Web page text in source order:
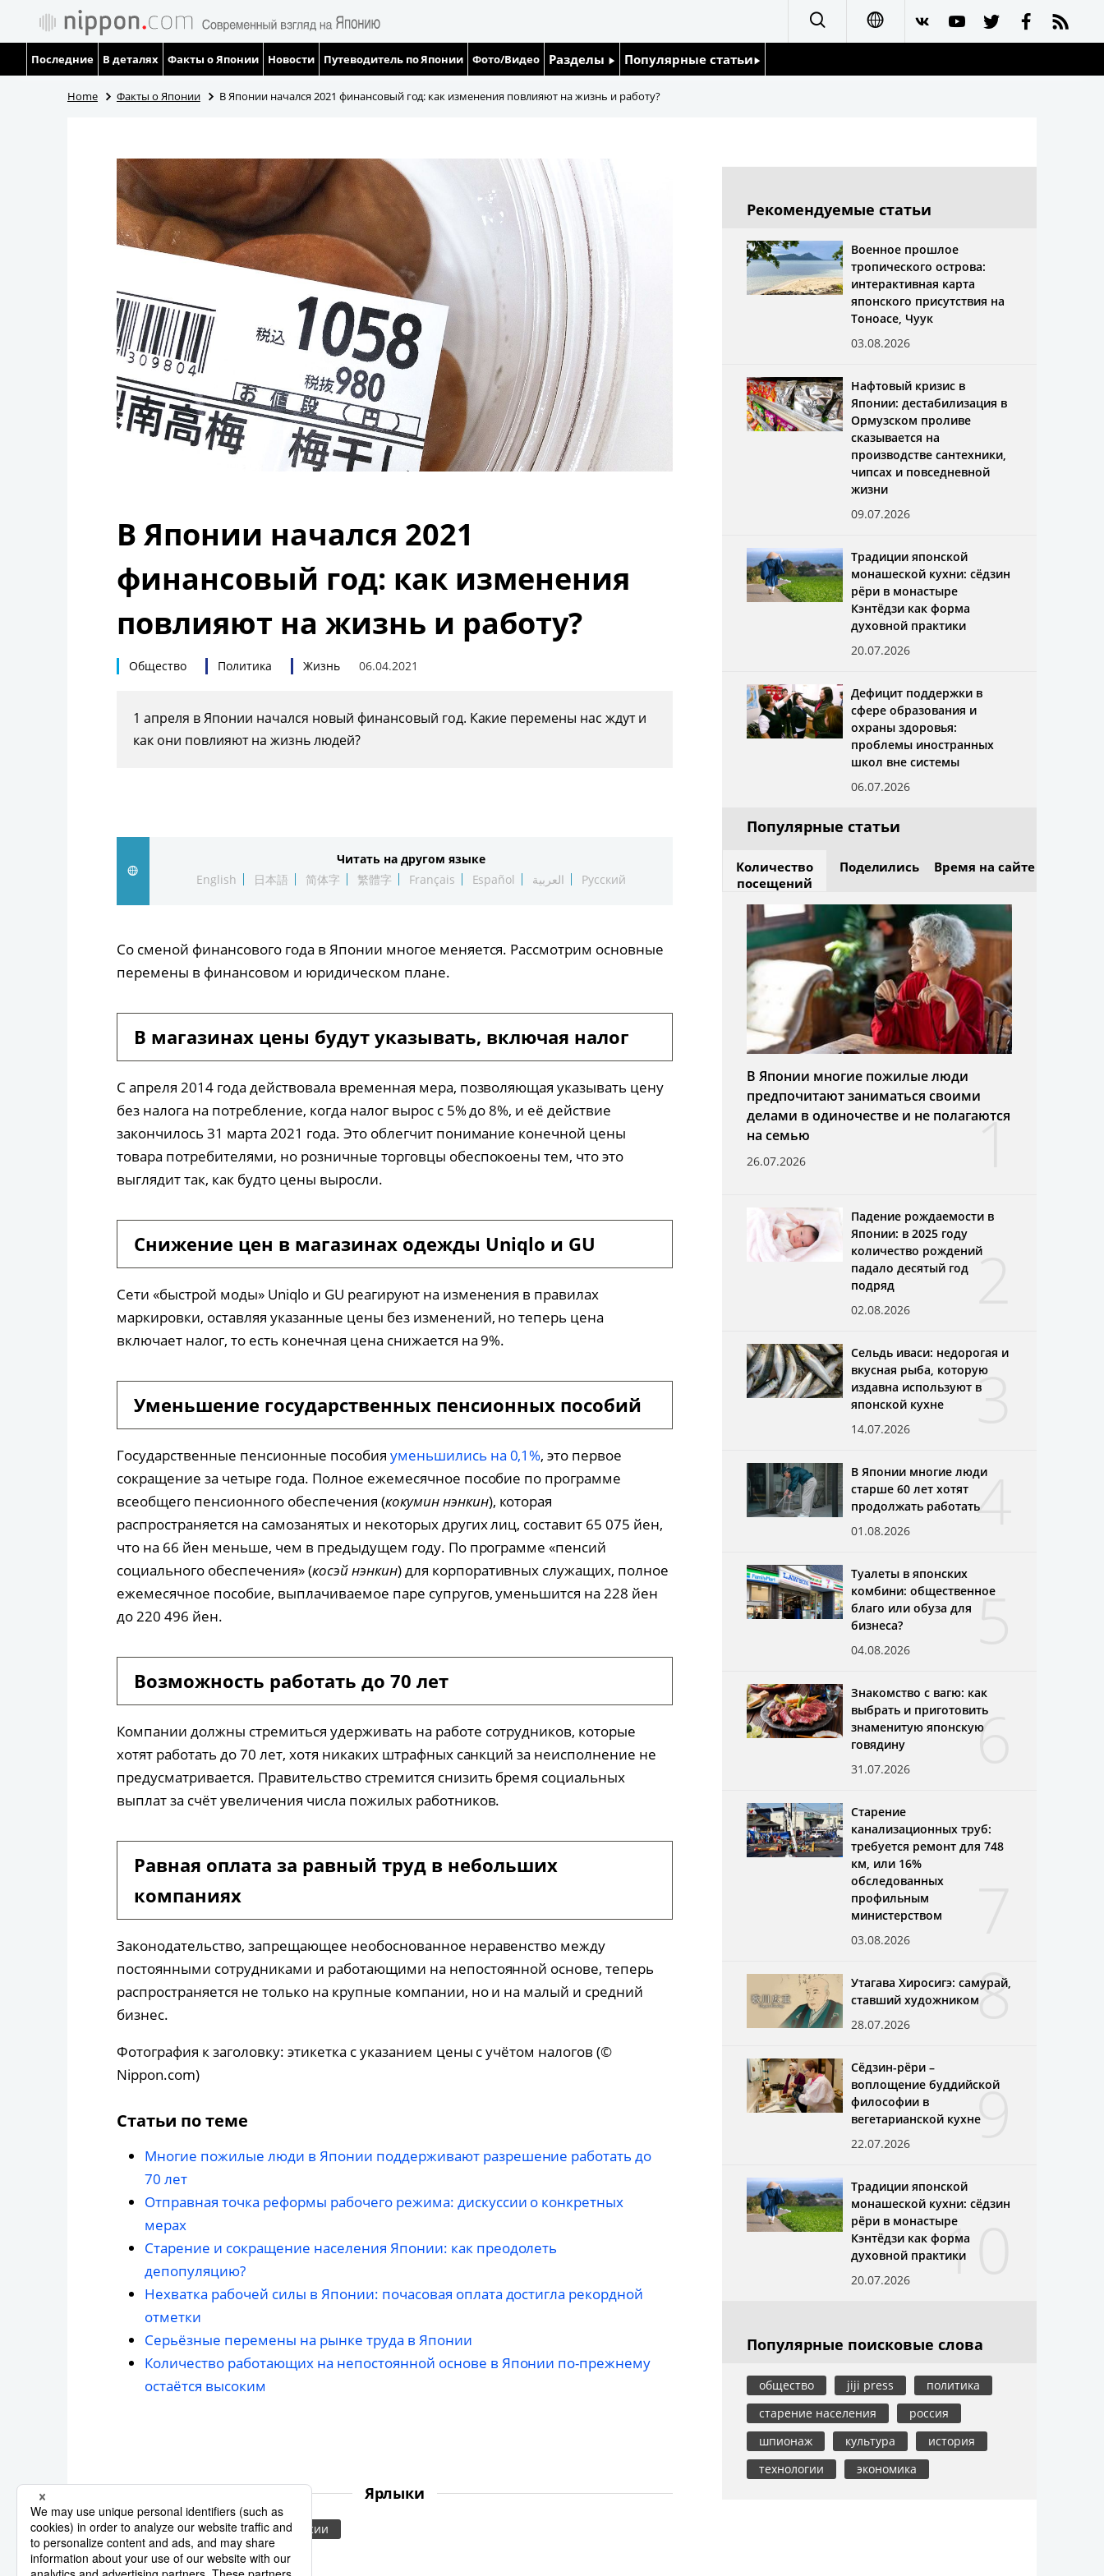
Español
العربية
Последние В деталях Факты о Японии Новости Путеводитель по Японии Фото/Видео Разделы
Люди
Политика
Экономика
Общество
Культура
Жизнь
Технологии
Токио
От редакции
Популярные статьи
Японский язык
Home Факты о Японии В Японии начался 2021 финансовый год: как изменения повлияют на жизнь и работу?
В Японии начался 2021
финансовый год: как изменения
повлияют на жизнь и работу?
Общество Политика Жизнь 06.04.2021
1 апреля в Японии начался новый финансовый год. Какие перемены нас ждут и
как они повлияют на жизнь людей?
Читать на другом языке
English
日本語 简体字 繁體字 Français Español العربية Русский
Со сменой финансового года в Японии многое меняется. Рассмотрим основные
перемены в финансовом и юридическом плане.
В магазинах цены будут указывать, включая налог
С апреля 2014 года действовала временная мера, позволяющая указывать цену
без налога на потребление, когда налог вырос с 5% до 8%, и её действие
закончилось 31 марта 2021 года. Это облегчит понимание конечной цены
товара потребителями, но розничные торговцы обеспокоены тем, что это
выглядит так, как будто цены выросли.
Снижение цен в магазинах одежды Uniqlo и GU
Сети «быстрой моды» Uniqlo и GU реагируют на изменения в правилах
маркировки, оставляя указанные цены без изменений, но теперь цена
включает налог, то есть конечная цена снижается на 9%.
Уменьшение государственных пенсионных пособий
Государственные пенсионные пособия уменьшились на 0,1%, это первое
сокращение за четыре года. Полное ежемесячное пособие по программе
всеобщего пенсионного обеспечения (кокумин нэнкин), которая
распространяется на самозанятых и некоторых других лиц, составит 65 075 йен,
что на 66 йен меньше, чем в предыдущем году. По программе «пенсий
социального обеспечения» (косэй нэнкин) для корпоративных служащих, полное
ежемесячное пособие, выплачиваемое паре супругов, уменьшится на 228 йен
до 220 496 йен.
Возможность работать до 70 лет
Компании должны стремиться удерживать на работе сотрудников, которые
хотят работать до 70 лет, хотя никаких штрафных санкций за неисполнение не
предусматривается. Правительство стремится снизить бремя социальных
выплат за счёт увеличения числа пожилых работников.
Равная оплата за равный труд в небольших
компаниях
Законодательство, запрещающее необоснованное неравенство между
постоянными сотрудниками и работающими на непостоянной основе, теперь
распространяется не только на крупные компании, но и на малый и средний
бизнес.
Фотография к заголовку: этикетка с указанием цены с учётом налогов (©
Nippon.com)
Статьи по теме
Многие пожилые люди в Японии поддерживают разрешение работать до
70 лет
Отправная точка реформы рабочего режима: дискуссии о конкретных
мерах
Старение и сокращение населения Японии: как преодолеть
депопуляцию?
Нехватка рабочей силы в Японии: почасовая оплата достигла рекордной
отметки
Серьёзные перемены на рынке труда в Японии
Количество работающих на непостоянной основе в Японии по-прежнему
остаётся высоким
Ярлыки
цены занятость пенсии
Рекомендуемые статьи
Военное прошлое
тропического острова:
интерактивная карта
японского присутствия на
Тоноасе, Чуук
03.08.2026
Нафтовый кризис в
Японии: дестабилизация в
Ормузском проливе
сказывается на
производстве сантехники,
чипсах и повседневной
жизни
09.07.2026
Традиции японской
монашеской кухни: сёдзин
рёри в монастыре
Кэнтёдзи как форма
духовной практики
20.07.2026
Дефицит поддержки в
сфере образования и
охраны здоровья:
проблемы иностранных
школ вне системы
06.07.2026
Популярные статьи
Количество
посещений
Поделились Время на сайте
1
В Японии многие пожилые люди
предпочитают заниматься своими
делами в одиночестве и не полагаются
на семью
26.07.2026
2
Падение рождаемости в
Японии: в 2025 году
количество рождений
падало десятый год
подряд
02.08.2026
3
Сельдь иваси: недорогая и
вкусная рыба, которую
издавна используют в
японской кухне
14.07.2026
4
В Японии многие люди
старше 60 лет хотят
продолжать работать
01.08.2026
5
Туалеты в японских
комбини: общественное
благо или обуза для
бизнеса?
04.08.2026
6
Знакомство с вагю: как
выбрать и приготовить
знаменитую японскую
говядину
31.07.2026
Старение
канализационных труб:
требуется ремонт для 748
км, или 16%
обследованных
профильным
министерством
03.08.2026
8
Утагава Хиросигэ: самурай,
ставший художником
28.07.2026
9
Сёдзин-рёри –
воплощение буддийской
философии в
вегетарианской кухне
22.07.2026
10
Традиции японской
монашеской кухни: сёдзин
рёри в монастыре
Кэнтёдзи как форма
духовной практики
20.07.2026
Популярные поисковые слова
общество jiji press
политика
старение населения
россия
шпионаж
культура
история
технологии
экономика